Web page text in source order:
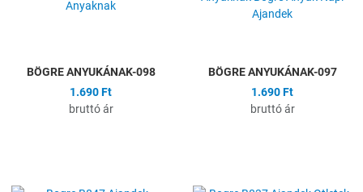
BÖGRE ANYUKÁNAK-098
1.690 Ft
bruttó ár
BÖGRE ANYUKÁNAK-097
1.690 Ft
bruttó ár